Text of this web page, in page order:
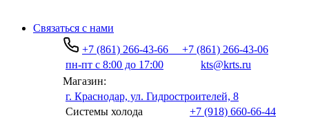
Связаться с нами
+7 (861) 266-43-66
+7 (861) 266-43-06
пн-пт с 8:00 до 17:00
kts@krts.ru
Магазин:
г. Краснодар, ул. Гидростроителей, 8
Системы холода
+7 (918) 660-66-44